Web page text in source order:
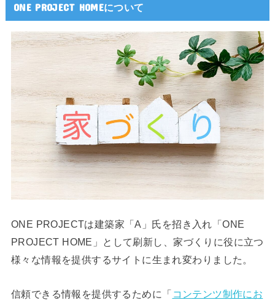
ONE PROJECT HOMEについて
ONE PROJECTは建築家「A」氏を招き入れ「ONE
PROJECT HOME」として刷新し、家づくりに役に立つ
様々な情報を提供するサイトに生まれ変わりました。
信頼できる情報を提供するために「 コンテンツ制作にお